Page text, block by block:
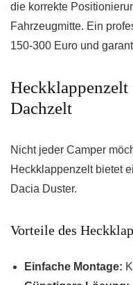
die korrekte
Fahrzeugmitte. Ein
150-300 Euro und
Dachzelt
Nicht jeder Camper
Heckklappenzelt bietet
Dacia Duster.
Vorteile des
Einfache Montage: